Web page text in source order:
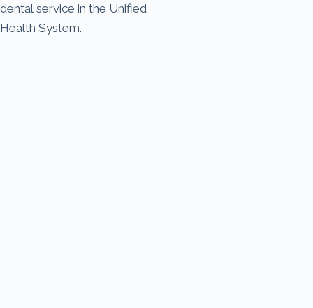
dental service in the Unified
Health System.